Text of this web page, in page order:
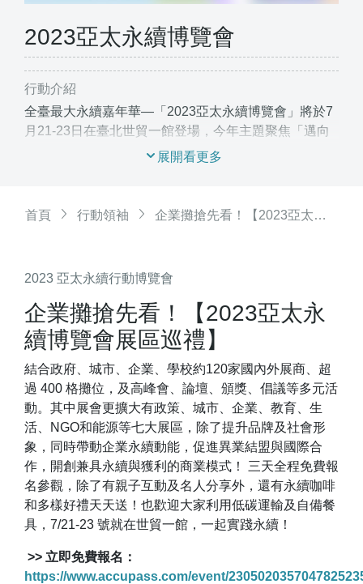
2023亞太永續博覽會
行動介紹
全臺最大永續嘉年華—「2023亞太永續博覽會」將於7
月21-23日在臺北世貿一館登場，今年主題聚焦「邁向
淨零未來」(Towards a Net Zero Future)，集合中央與
首頁
行動領袖 企業攤搶先看！【2023亞太永續博覽會展區巡禮】
2023 亞太永續行動博覽會
企業攤搶先看！【2023亞太永
續博覽會展區巡禮】
結合政府、城市、企業、學校約120家國內外展商、超
過 400 格攤位，及高峰會、論壇、頒獎、倡議等多元活
動。其中展會更擴大有政策、城市、企業、教育、生
活、NGO和能源等七大展區，除了提升品牌及社會形
象，同時帶動企業永續動能，促進異業結盟與國際合
作，開創兼具永續與獲利的商業模式！ 三天全程免費報
名參觀，除了有親子互動及名人分享外，還有永續咖啡
和多樣好禮天天送！也歡迎大家利用低碳運輸及自備餐
具，7/21-23 號就在世貿一館，一起實踐永續！
>> 立即免費報名：
https://www.accupass.com/event/